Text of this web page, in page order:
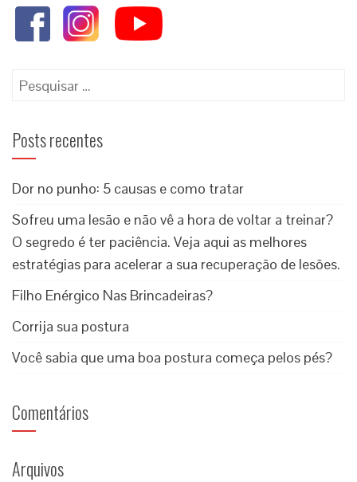
Posts recentes
Dor no punho: 5 causas e como tratar
Sofreu uma lesão e não vê a hora de voltar a treinar?
O segredo é ter paciência. Veja aqui as melhores
estratégias para acelerar a sua recuperação de lesões.
Filho Enérgico Nas Brincadeiras?
Corrija sua postura
Você sabia que uma boa postura começa pelos pés?
Comentários
Arquivos